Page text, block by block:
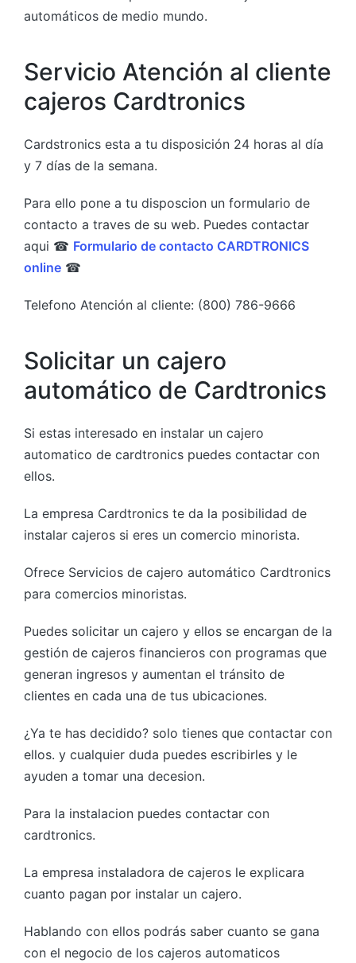
automáticos de medio mundo.
Servicio Atención al cliente
cajeros Cardtronics
Cardstronics esta a tu disposición 24 horas al día
y 7 días de la semana.
Para ello pone a tu disposcion un formulario de
contacto a traves de su web. Puedes contactar
aqui ☎ Formulario de contacto CARDTRONICS
online ☎
Telefono Atención al cliente: (800) 786-9666
Solicitar un cajero
automático de Cardtronics
Si estas interesado en instalar un cajero
automatico de cardtronics puedes contactar con
ellos.
La empresa Cardtronics te da la posibilidad de
instalar cajeros si eres un comercio minorista.
Ofrece Servicios de cajero automático Cardtronics
para comercios minoristas.
Puedes solicitar un cajero y ellos se encargan de la
gestión de cajeros financieros con programas que
generan ingresos y aumentan el tránsito de
clientes en cada una de tus ubicaciones.
¿Ya te has decidido? solo tienes que contactar con
ellos. y cualquier duda puedes escribirles y le
ayuden a tomar una decesion.
Para la instalacion puedes contactar con
cardtronics.
La empresa instaladora de cajeros le explicara
cuanto pagan por instalar un cajero.
Hablando con ellos podrás saber cuanto se gana
con el negocio de los cajeros automaticos